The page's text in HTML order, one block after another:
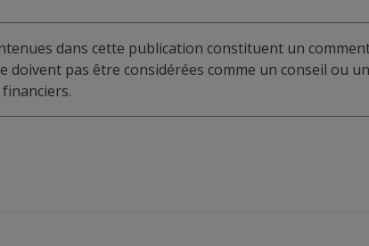
dans cette publication constituent un
doivent pas être considérées comme un conseil ou